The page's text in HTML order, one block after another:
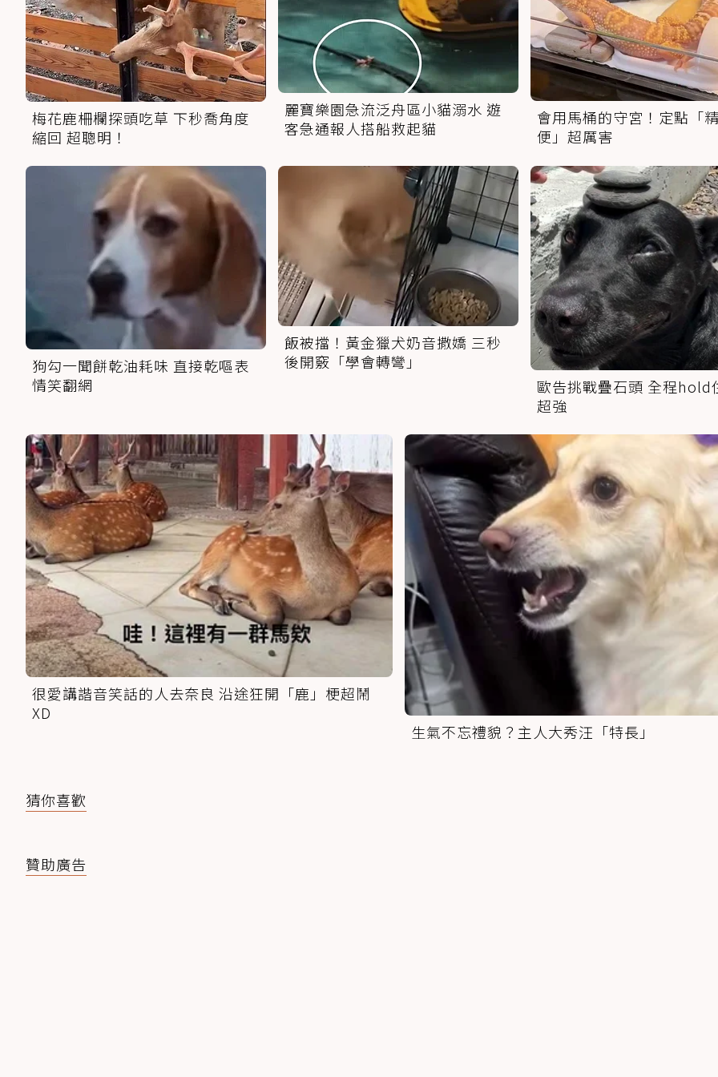
梅花鹿柵欄探頭吃草 下秒喬角度
縮回 超聰明！
麗寶樂園急流泛舟區小貓溺水 遊
客急通報人搭船救起貓
會用馬桶的守宮！定點「
便」超厲害
狗勾一聞餅乾油耗味 直接乾嘔表
情笑翻網
飯被擋！黃金獵犬奶音撒嬌 三秒
後開竅「學會轉彎」
歐告挑戰疊石頭 全程hold
超強
很愛講諧音笑話的人去奈良 沿途狂開「鹿」梗超鬧
XD
生氣不忘禮貌？主人大秀汪「特長」
猜你喜歡
贊助廣告